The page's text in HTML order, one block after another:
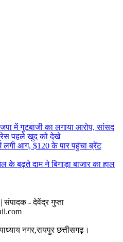
में गुटबाजी का लगाया आरोप, सांसद
पहले खुद को देखे
आग, $120 के पार पहुंचा ब्रेंट
बढ़ते दाम ने बिगाड़ा बाजार का हाल
संपादक - देवेंद्र गुप्ता
नगर,रायपुर छत्तीसगढ़।